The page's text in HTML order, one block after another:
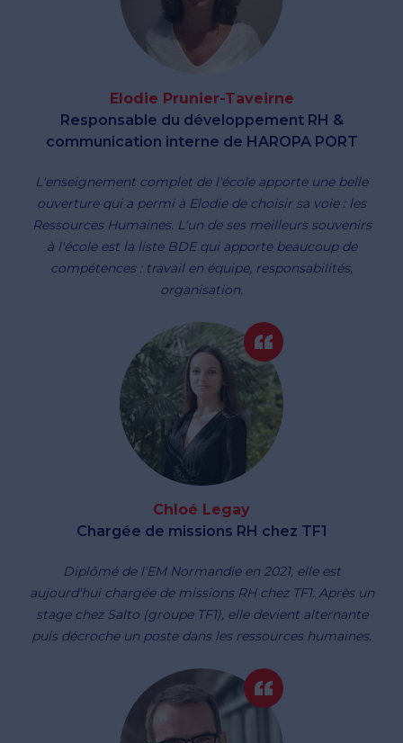
Elodie Prunier-Taveirne
Responsable du développement RH &
communication interne de HAROPA PORT
L'enseignement complet de l'école apporte une belle
ouverture qui a permi à Elodie de choisir sa voie : les
Ressources Humaines. L'un de ses meilleurs souvenirs
à l'école est la liste BDE qui apporte beaucoup de
compétences : travail en équipe, responsabilités,
organisation.
Chloé Legay
Chargée de missions RH chez TF1
Diplômé de l'EM Normandie en 2021, elle est
aujourd'hui chargée de missions RH chez TF1. Après un
stage chez Salto (groupe TF1), elle devient alternante
puis décroche un poste dans les ressources humaines.